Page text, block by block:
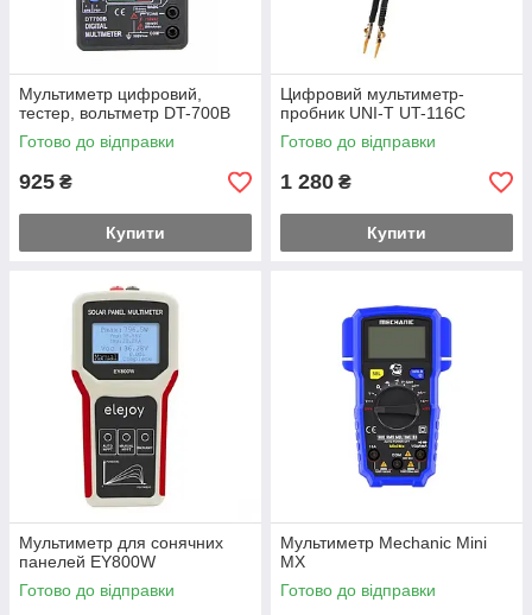
Мультиметр цифровий,
тестер, вольтметр DT-700B
Готово до відправки
925 ₴
Купити
Цифровий мультиметр-
пробник UNI-T UT-116C
Готово до відправки
1 280 ₴
Купити
Мультиметр для сонячних
панелей EY800W
Готово до відправки
Мультиметр Mechanic Mini
MX
Готово до відправки